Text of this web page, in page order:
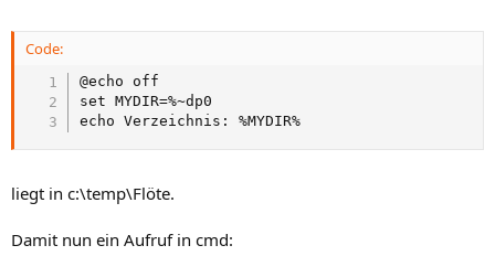
Code:
@echo off
set MYDIR=%~dp0
echo Verzeichnis: %MYDIR%
liegt in c:\temp\Flöte.
Damit nun ein Aufruf in cmd: